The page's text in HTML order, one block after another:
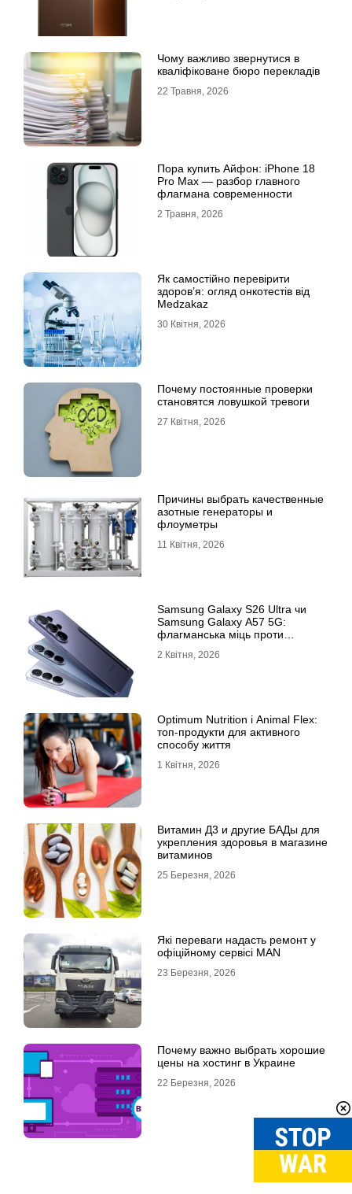
Чому важливо звернутися в
кваліфіковане бюро перекладів
22 Травня, 2026
Пора купить Айфон: iPhone 18
Pro Max — разбор главного
флагмана современности
2 Травня, 2026
Як самостійно перевірити
здоров’я: огляд онкотестів від
Medzakaz
30 Квітня, 2026
Почему постоянные проверки
становятся ловушкой тревоги
27 Квітня, 2026
Причины выбрать качественные
азотные генераторы и
флоуметры
11 Квітня, 2026
Samsung Galaxy S26 Ultra чи
Samsung Galaxy A57 5G:
флагманська міць проти
2 Квітня, 2026
Optimum Nutrition і Animal Flex:
топ-продукти для активного
способу життя
1 Квітня, 2026
Витамин Д3 и другие БАДы для
укрепления здоровья в магазине
витаминов
25 Березня, 2026
Які переваги надасть ремонт у
офіційному сервісі MAN
23 Березня, 2026
Почему важно выбрать хорошие
цены на хостинг в Украине
22 Березня, 2026